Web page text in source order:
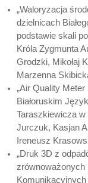
„Waloryzacja
dzielnicach
podstawie skali
Króla Zygmunta
Grodzki, Mikołaj
Marzenna
„Air Quality
Białoruskim
Taraszkiewicza w
Jurczuk, Kasjan
Ireneusz
„Druk 3D z
zrównoważonych
Komunikacyjnych